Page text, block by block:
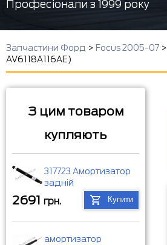
Професіонали з 1999 року
Запчастини Форд > Focus 2005-07 >
AV6118A116AE)
З цим товаром
купляють
317723 Амортизатор
задній
2691 грн. Купити
амортизатор